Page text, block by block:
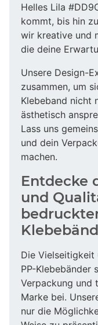
Helles Lila
kommt, bis hin
wir kreative und
die deine
Unsere Design-
zusammen, um
Klebeband nicht
ästhetisch
Lass uns
und dein
machen.
Entdecke
und
Die Vielseitigkeit
PP-Klebebänder
Verpackung und
Marke bei.
nur die